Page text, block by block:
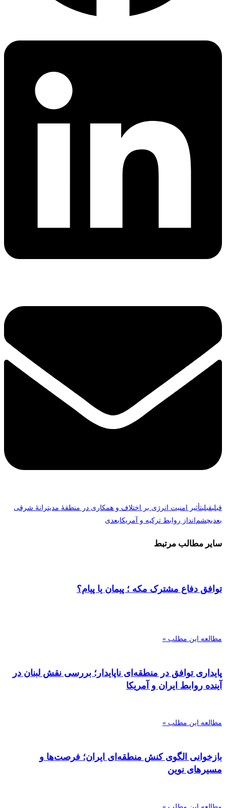
قبلیقبلیتأثیر امنیت انرژی بر اختلاف و همکاری در منطقۀ مدیترانۀ شرقی
بعدیچشم‌انداز روابط ترکیه و آمریکابعدی
سایر مطالب مرتبط
توافق دفاع مشترک مکه ؛ پیمان یا پیام؟
مطالعه این مطلب »
پایداری توافق در منطقه‌ای ناپایدار؛ بررسی نقش لبنان در
آینده روابط ایران و آمریکا
مطالعه این مطلب »
بازخوانی الگوی کنش منطقه‌ای ایران؛ فرصت‌ها و
مسیرهای نوین